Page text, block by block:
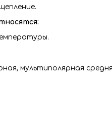
мультиполярная